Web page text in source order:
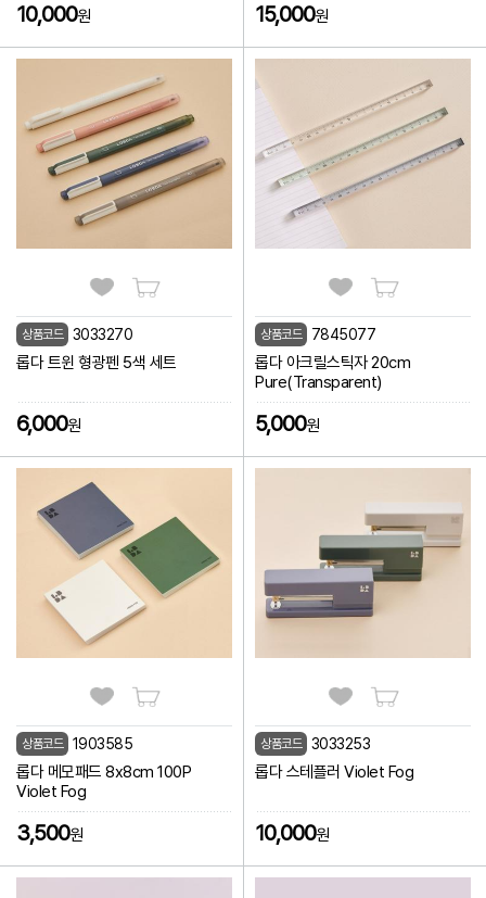
10,000원 15,000원
상품코드 3033270
롭다 트윈 형광펜 5색 세트
6,000원
상품코드 7845077
롭다 아크릴스틱자 20cm
Pure(Transparent)
5,000원
상품코드 1903585
롭다 메모패드 8x8cm 100P
Violet Fog
3,500원
상품코드 3033253
롭다 스테플러 Violet Fog
10,000원